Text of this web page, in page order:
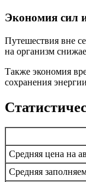
Экономия сил
Путешествия вне
на организм
Также экономия
сохранения
Средняя цена на
Средняя